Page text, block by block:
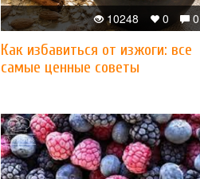
0
0
10248
Как избавиться от изжоги: все
самые ценные советы